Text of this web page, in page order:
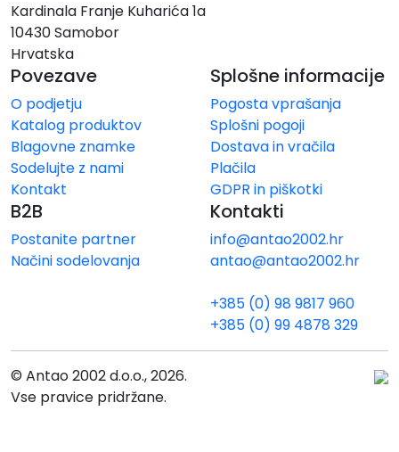
Kardinala Franje Kuharića 1a
10430 Samobor
Hrvatska
Povezave
O podjetju
Katalog produktov
Blagovne znamke
Sodelujte z nami
Kontakt
Splošne informacije
Pogosta vprašanja
Splošni pogoji
Dostava in vračila
Plačila
GDPR in piškotki
B2B
Postanite partner
Načini sodelovanja
Kontakti
info@antao2002.hr
antao@antao2002.hr
+385 (0) 98 9817 960
+385 (0) 99 4878 329
© Antao 2002 d.o.o., 2026.
Vse pravice pridržane.